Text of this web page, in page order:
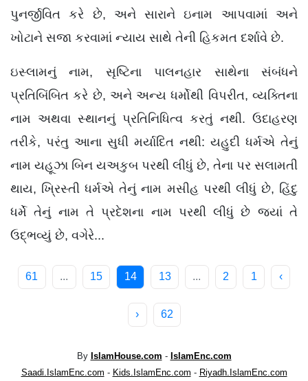
પુનર્જીવિત કરે છે, અને સારાને ઇનામ આપવામાં અને
ખોટાને સજા કરવામાં ન્યાય સાથે તેની હિકમત દર્શાવે છે.
ઇસ્લામનું નામ, સૃષ્ટિના પાલનહાર સાથેના સંબંધને
પ્રતિબિંબિત કરે છે, અને અન્ય ધર્મોથી વિપરીત, વ્યક્તિના
નામ અથવા સ્થાનનું પ્રતિનિધિત્વ કરતું નથી. ઉદાહરણ
તરીકે, પરંતુ આના સુધી મર્યાદિત નથી: યહુદી ધર્મએ તેનું
નામ યહૂઝા બિન યઅકુબ પરથી લીધું છે, તેના પર સલામતી
થાય, ખ્રિસ્તી ધર્મએ તેનું નામ મસીહ પરથી લીધું છે, હિંદુ
ધર્મે તેનું નામ તે પ્રદેશના નામ પરથી લીધું છે જ્યાં તે
ઉદ્ભવ્યું છે, વગેરે...
‹
1
2
...
13
14
15
...
61
62
›
By IslamHouse.com - IslamEnc.com
Saadi.IslamEnc.com - Kids.IslamEnc.com - Riyadh.IslamEnc.com